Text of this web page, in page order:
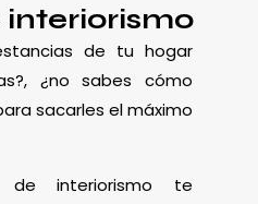
interiorismo
de tu hogar
¿no sabes cómo
sacarles el máximo
de interiorismo te